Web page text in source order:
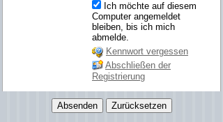
Ich möchte auf diesem
Computer angemeldet
bleiben, bis ich mich
abmelde.
Kennwort vergessen
Abschließen der
Registrierung